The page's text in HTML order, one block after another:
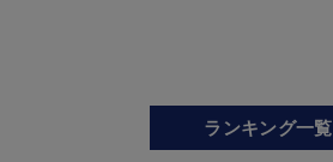
ランキング一覧